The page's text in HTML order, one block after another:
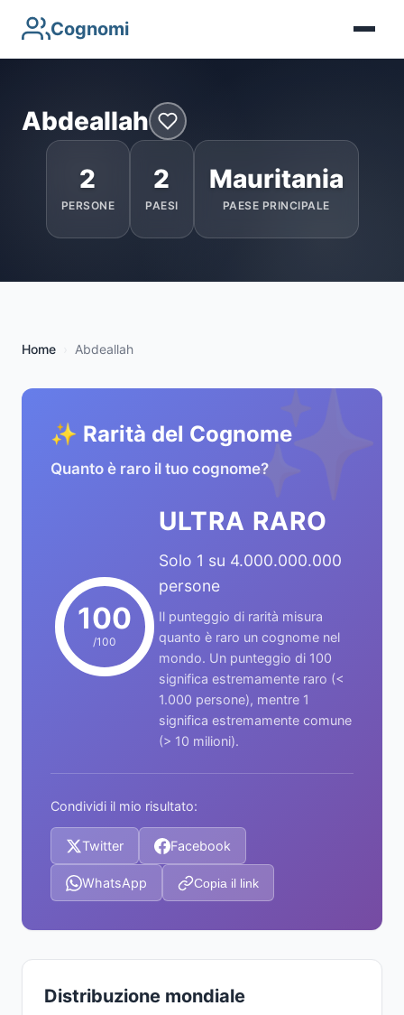
Cognomi
Abdeallah
2
PERSONE
2
PAESI
Mauritania
PAESE PRINCIPALE
Home Abdeallah
✨
✨ Rarità del Cognome
Quanto è raro il tuo cognome?
100
/100
ULTRA RARO
Solo 1 su 4.000.000.000
persone
Il punteggio di rarità misura
quanto è raro un cognome nel
mondo. Un punteggio di 100
significa estremamente raro (<
1.000 persone), mentre 1
significa estremamente comune
(> 10 milioni).
Condividi il mio risultato:
Twitter Facebook
WhatsApp Copia il link
Distribuzione mondiale